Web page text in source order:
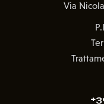
Via